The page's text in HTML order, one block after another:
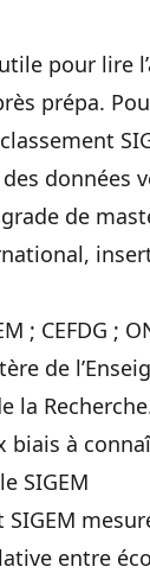
pour lire
prépa.
données
de
; CEFDG ;
de
la
biais à
SIGEM
SIGEM
entre